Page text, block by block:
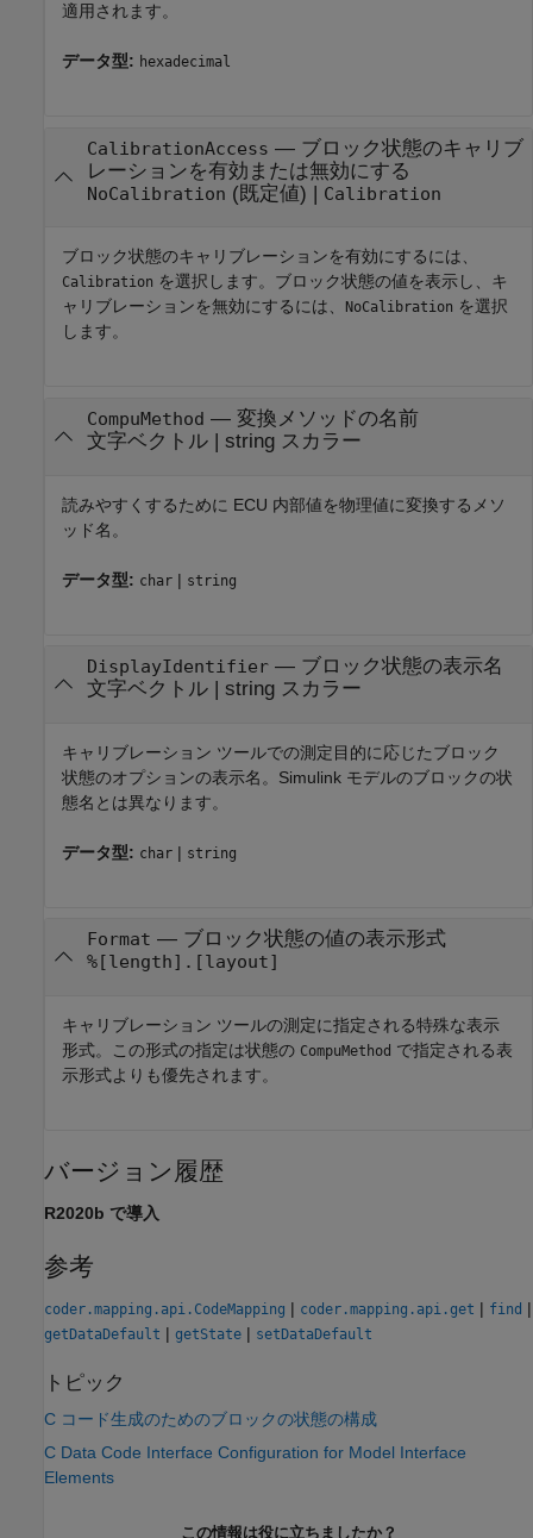
適用されます。
データ型: hexadecimal
CalibrationAccess — ブロック状態のキャリブ
レーションを有効または無効にする
NoCalibration (既定値) | Calibration
ブロック状態のキャリブレーションを有効にするには、
Calibration を選択します。ブロック状態の値を表示し、キ
ャリブレーションを無効にするには、
NoCalibration を選択
します。
CompuMethod — 変換メソッドの名前
文字ベクトル| string スカラー
読みやすくするために ECU 内部値を物理値に変換するメソ
ッド名。
データ型: char | string
DisplayIdentifier— ブロック状態の表示名
文字ベクトル| string スカラー
キャリブレーション ツールでの測定目的に応じたブロック
状態のオプションの表示名。Simulink モデルのブロックの状
態名とは異なります。
データ型: char | string
Format — ブロック状態の値の表示形式
%[length].[layout]
キャリブレーション ツールの測定に指定される特殊な表示
形式。この形式の指定は状態の CompuMethod で指定される表
示形式よりも優先されます。
バージョン履歴
R2020b で導入
参考
coder.mapping.api.CodeMapping | coder.mapping.api.get | find |
getDataDefault | getState | setDataDefault
トピック
C コード生成のためのブロックの状態の構成
C Data Code Interface Configuration for Model Interface
Elements
この情報は役に立ちましたか？